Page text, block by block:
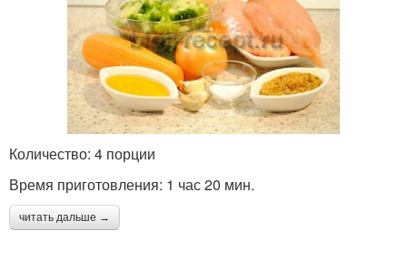
Количество: 4 порции
Время приготовления: 1 час 20 мин.
читать дальше →